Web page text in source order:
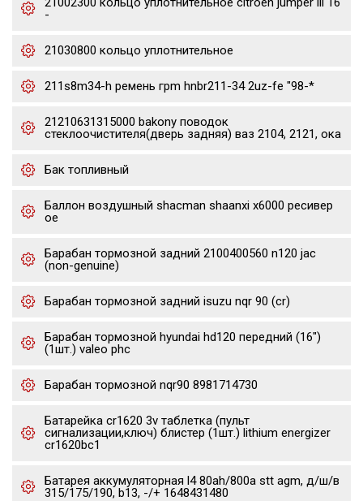
-
21030800 кольцо уплотнительное
211s8m34-h ремень грm hnbr211-34 2uz-fe "98-*
21210631315000 bakony поводок
стеклоочистителя(дверь задняя) ваз 2104, 2121, ока
Бак топливный
Баллон воздушный shacman shaanxi x6000 ресивер
oe
Барабан тормозной задний 2100400560 n120 jac
(non-genuine)
Барабан тормозной задний isuzu nqr 90 (cr)
Барабан тормозной hyundai hd120 передний (16")
(1шт.) valeo phc
Барабан тормозной nqr90 8981714730
Батарейка cr1620 3v таблетка (пульт
сигнализации,ключ) блистер (1шт.) lithium energizer
cr1620bc1
Батарея аккумуляторная l4 80ah/800a stt agm, д/ш/в
315/175/190, b13, -/+ 1648431480